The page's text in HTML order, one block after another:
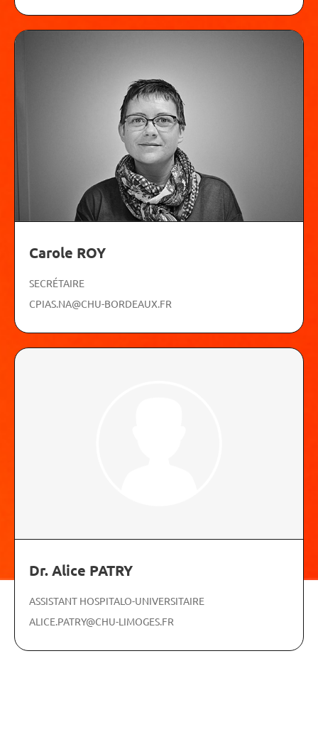
Carole ROY
SECRÉTAIRE
CPIAS.NA@CHU-BORDEAUX.FR
Dr. Alice PATRY
ASSISTANT HOSPITALO-UNIVERSITAIRE
ALICE.PATRY@CHU-LIMOGES.FR